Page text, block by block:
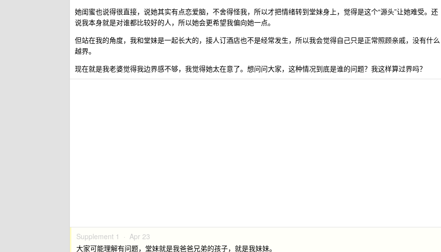
她闺蜜也说得很直接，说她其实有点恋爱脑，不舍得怪我，所以才把情绪转到堂妹身上，觉得是这个“源头”让她难受。还
说我本身就是对谁都比较好的人，所以她会更希望我偏向她一点。
但站在我的角度，我和堂妹是一起长大的，接人订酒店也不是经常发生，所以我会觉得自己只是正常照顾亲戚，没有什么
越界。
现在就是我老婆觉得我边界感不够，我觉得她太在意了。想问问大家，这种情况到底是谁的问题？我这样算过界吗？
Supplement 1 · Apr 23
大家可能理解有问题，堂妹就是我爸爸兄弟的孩子，就是我妹妹。